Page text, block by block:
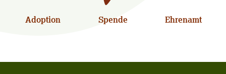
Adoption Spende Ehrenamt